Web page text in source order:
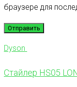
браузере для
Dyson
Стайлер HS05